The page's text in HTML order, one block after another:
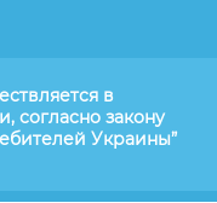
в
согласно закону
Украины”